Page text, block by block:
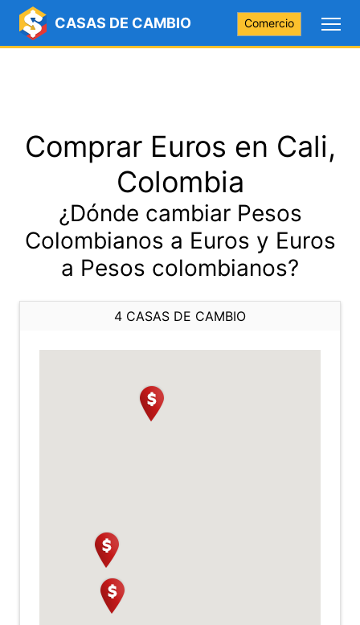
CASAS DE CAMBIO Comercio
Comprar Euros en Cali,
Colombia
¿Dónde cambiar Pesos
Colombianos a Euros y Euros
a Pesos colombianos?
4 CASAS DE CAMBIO